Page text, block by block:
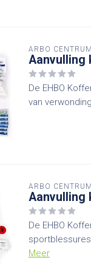
ARBO CENTRUM
Aanvulling
De EHBO
van
ARBO CENTRUM
Aanvulling
De EHBO
Meer